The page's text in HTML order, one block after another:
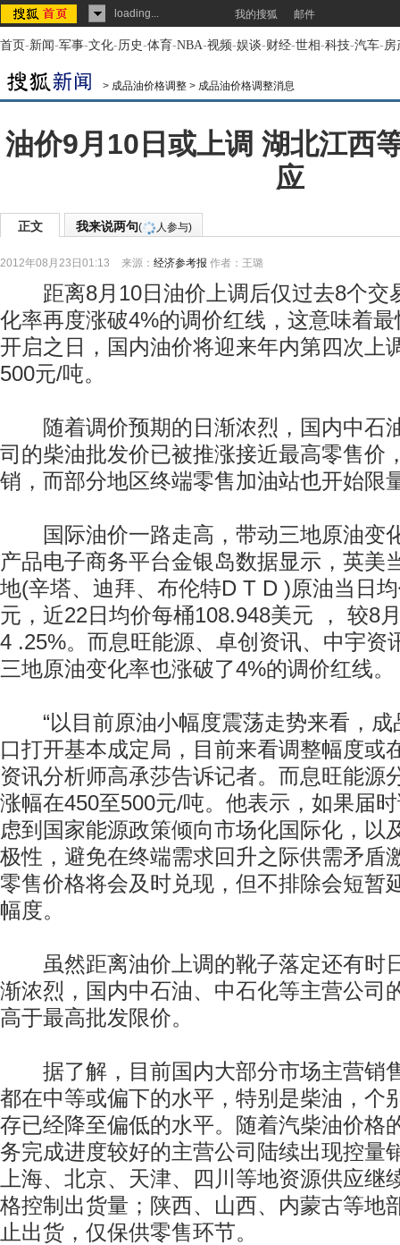
loading... 我的搜狐 邮件
首页-新闻-军事-文化-历史-体育-NBA-视频-娱谈-财经-世相-科技-汽车-房
> 成品油价格调整 > 成品油价格调整消息
油价9月10日或上调 湖北江西
应
正文 我来说两句( 人参与)
2012年08月23日01:13 来源： 经济参考报 作者：王璐
距离8月10日油价上调后仅过去8个交
化率再度涨破4%的调价红线，这意味着
开启之日，国内油价将迎来年内第四次上
500元/吨。
随着调价预期的日渐浓烈，国内中石
司的柴油批发价已被推涨接近最高零售价
销，而部分地区终端零售加油站也开始限
国际油价一路走高，带动三地原油变
产品电子商务平台金银岛数据显示，英美
地(辛塔、迪拜、布伦特D T D )原油当日
元，近22日均价每桶108.948美元 ， 较8
4 .25%。而息旺能源、卓创资讯、中宇资
三地原油变化率也涨破了4%的调价红线。
“以目前原油小幅度震荡走势来看，成
口打开基本成定局，目前来看调整幅度或
资讯分析师高承莎告诉记者。而息旺能源
涨幅在450至500元/吨。他表示，如果届
虑到国家能源政策倾向市场化国际化，以
极性，避免在终端需求回升之际供需矛盾
零售价格将会及时兑现，但不排除会短暂
幅度。
虽然距离油价上调的靴子落定还有时
渐浓烈，国内中石油、中石化等主营公司
高于最高批发限价。
据了解，目前国内大部分市场主营销
都在中等或偏下的水平，特别是柴油，个
存已经降至偏低的水平。随着汽柴油价格
务完成进度较好的主营公司陆续出现控量
上海、北京、天津、四川等地资源供应继
格控制出货量；陕西、山西、内蒙古等地
止出货，仅保供零售环节。